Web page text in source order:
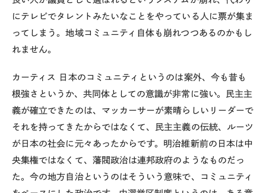
にテレビでタレントみたいなことをやっている人に票が集ま
ってしまう。地域コミュニティ自体も崩れつつあるのかもし
れません。
カーティス
日本のコミュニティというのは案外、今も昔も
根強さというか、共同体としての意識が非常に強い。民主主
義が確立できたのは、マッカーサーが素晴らしいリーダーで
それを持ってきたからではなくて、民主主義の伝統、ルーツ
が日本の社会に元々あったからです。明治維新前の日本は中
央集権ではなくて、藩閥政治は連邦政府のようなものだっ
た。今の地方自治というのはそういう意味で、コミュニティ